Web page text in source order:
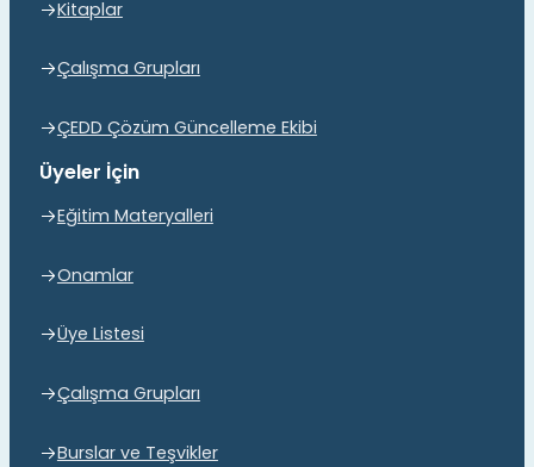
Kitaplar
Çalışma Grupları
ÇEDD Çözüm Güncelleme Ekibi
Üyeler İçin
Eğitim Materyalleri
Onamlar
Üye Listesi
Çalışma Grupları
Burslar ve Teşvikler